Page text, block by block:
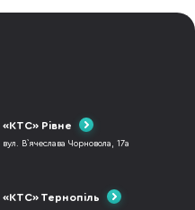
«КТС» Рівне
вул. В`ячеслава Чорновола, 17а
«КТС» Тернопіль